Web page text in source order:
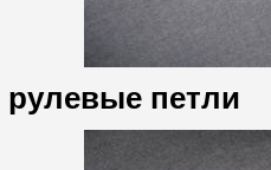
рулевые петли